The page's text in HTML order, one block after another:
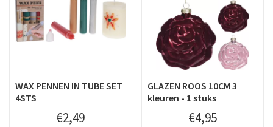
WAX PENNEN IN TUBE SET
4STS
€2,49
GLAZEN ROOS 10CM 3
kleuren - 1 stuks
€4,95